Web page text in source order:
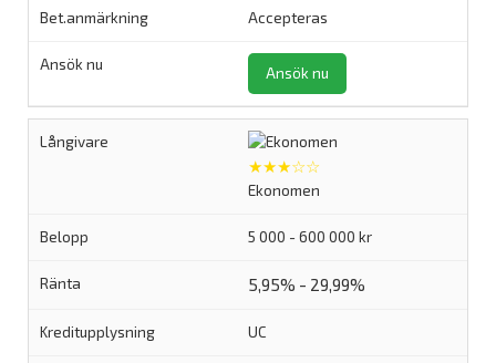
Accepteras
Ansök nu
★★★☆☆
Ekonomen
5 000 - 600 000 kr
5,95% - 29,99%
UC